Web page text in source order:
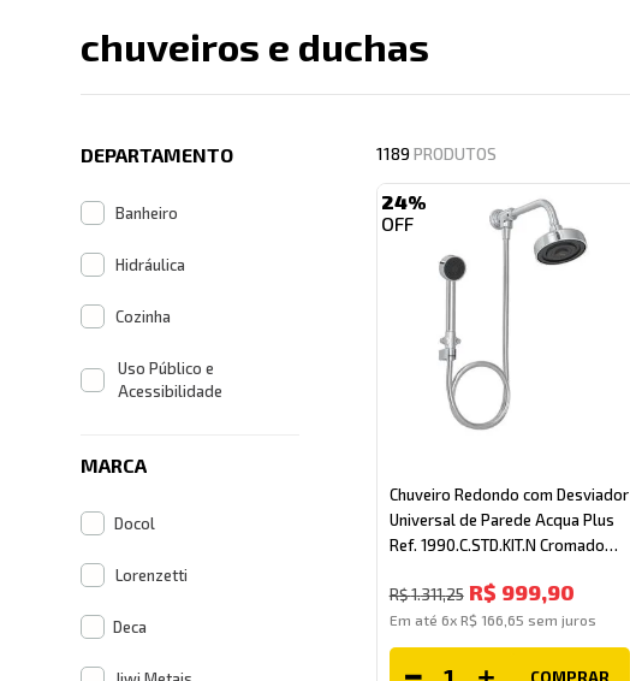
chuveiros e duchas
Descrição search category
DEPARTAMENTO
Banheiro
Hidráulica
Cozinha
Uso Público e
Acessibilidade
MARCA
Docol
Lorenzetti
Deca
1189PRODUTOS
24%
Chuveiro Redondo com Desviador
Universal de Parede Acqua Plus
Ref. 1990.C.STD.KIT.N Cromado
R$1.311,25 R$ 999,90
Em até 6x R$ 166 65 sem juros